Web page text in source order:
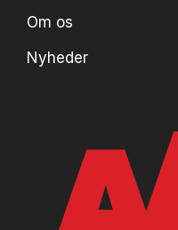
Om os
Nyheder